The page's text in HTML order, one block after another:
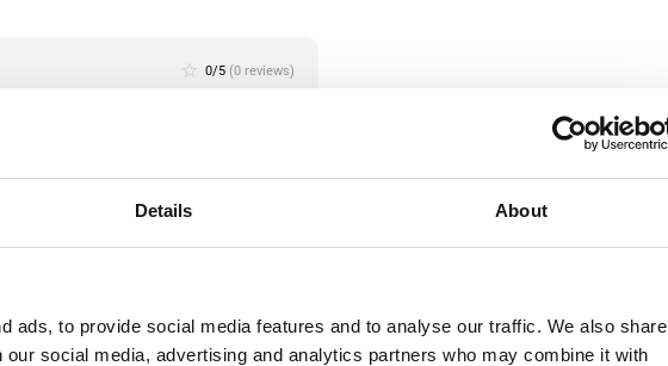
Details About
ads, to provide social media features and to analyse our traffic. We also share
social media, advertising and analytics partners who may combine it with
star_border 0/5 (0 reviews)
metalúrgica